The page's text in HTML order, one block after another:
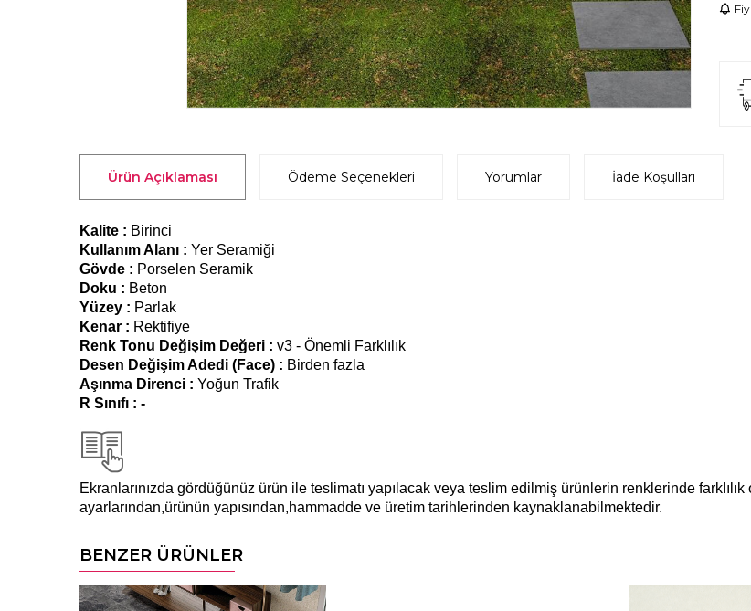
Ürün Açıklaması Ödeme Seçenekleri Yorumlar İade Koşulları
Kalite : Birinci
Kullanım Alanı : Yer Seramiği
Gövde : Porselen Seramik
Doku : Beton
Yüzey : Parlak
Kenar : Rektifiye
Renk Tonu Değişim Değeri : v3 - Önemli Farklılık
Desen Değişim Adedi (Face) : Birden fazla
Aşınma Direnci : Yoğun Trafik
R Sınıfı : -
Ekranlarınızda gördüğünüz ürün ile teslimatı yapılacak veya teslim edilmiş ürünlerin renklerinde
ayarlarından,ürünün yapısından,hammadde ve üretim tarihlerinden kaynaklanabilmektedir.
BENZER ÜRÜNLER